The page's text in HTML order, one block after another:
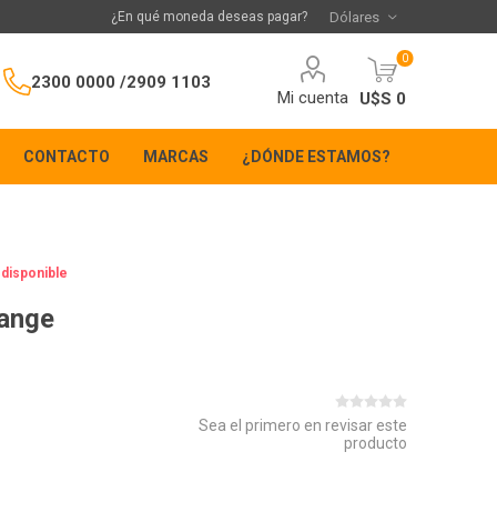
¿En qué moneda deseas pagar?
2300 0000 /2909 1103
Mi cuenta
0
U$S 0
CONTACTO MARCAS ¿DÓNDE ESTAMOS?
Sea el primero en revisar este
producto